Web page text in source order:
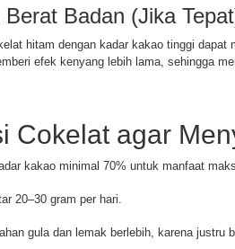
Badan (Jika
hitam dengan kadar kakao tinggi dapat
efek kenyang lebih lama, sehingga
Cokelat agar
kakao minimal 70% untuk manfaat
20–30 gram per hari.
gula dan lemak berlebih, karena justru